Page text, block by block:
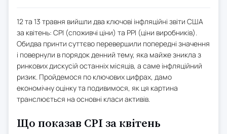
12 та 13 травня вийшли два ключові інфляційні звіти США
за квітень: CPI (споживчі ціни) та PPI (ціни виробників).
Обидва принти суттєво перевершили попередні значення
і повернули в порядок денний тему, яка майже зникла з
ринкових дискусій останніх місяців, а саме інфляційний
ризик. Пройдемося по ключових цифрах, дамо
економічну оцінку та подивимося, як ця картина
транслюється на основні класи активів.
Що показав CPI за квітень